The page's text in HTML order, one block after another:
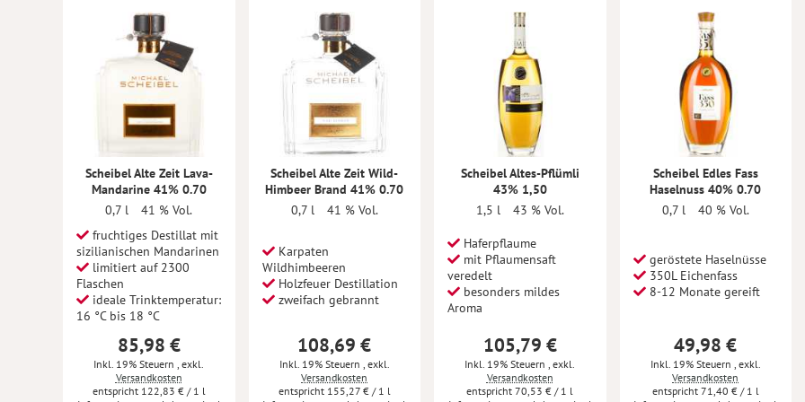
Scheibel Alte Zeit Lava-
Mandarine 41% 0.70
0,7 l
41 % Vol.
fruchtiges Destillat mit
sizilianischen Mandarinen
limitiert auf 2300
Flaschen
ideale Trinktemperatur:
16 °C bis 18 °C
85,98 €
Inkl. 19% Steuern
exkl.
Versandkosten
122,83 € / 1 l
Scheibel Alte Zeit Wild-
Himbeer Brand 41% 0.70
0,7 l
41 % Vol.
Karpaten
Wildhimbeeren
Holzfeuer Destillation
zweifach gebrannt
108,69 €
Inkl. 19% Steuern exkl.
Versandkosten
155,27 € / 1 l
Scheibel Altes-Pflümli
43% 1,50
1,5 l
43 % Vol.
Haferpflaume
mit Pflaumensaft
veredelt
besonders mildes
Aroma
105,79 €
Inkl. 19% Steuern
exkl.
Versandkosten
70,53 € / 1 l
Scheibel Edles Fass
Haselnuss 40% 0.70
0,7 l
40 % Vol.
geröstete Haselnüsse
350L Eichenfass
8-12 Monate gereift
49,98 €
Inkl. 19% Steuern exkl.
Versandkosten
71,40 € / 1 l